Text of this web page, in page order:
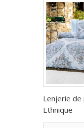
Lenjerie
Ethnique